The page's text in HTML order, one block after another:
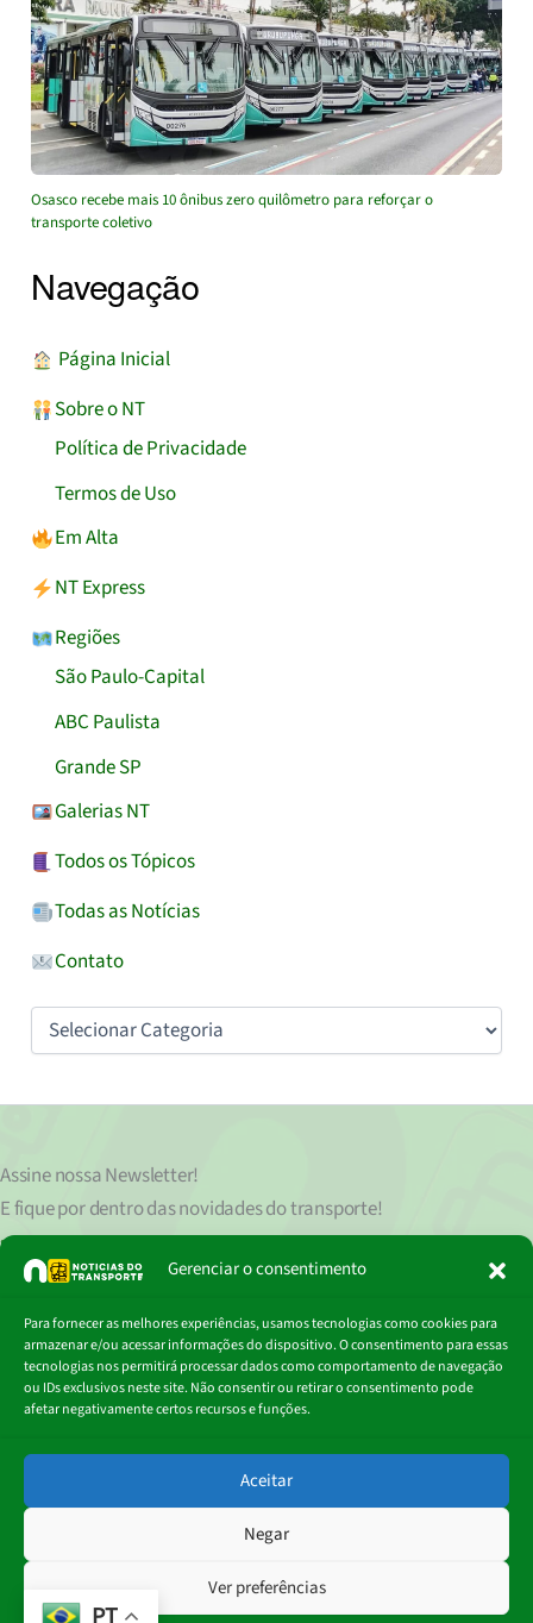
Gerenciar o consentimento
Para fornecer as melhores experiências, usamos tecnologias como cookies para
armazenar e/ou acessar informações do dispositivo. O consentimento para essas
tecnologias nos permitirá processar dados como comportamento de navegação
ou IDs exclusivos neste site. Não consentir ou retirar o consentimento pode
afetar negativamente certos recursos e funções.
Aceitar
Negar
Ver preferências
Osasco recebe mais 10 ônibus zero quilômetro para reforçar o
transporte coletivo
Navegação
︎ Página Inicial
Sobre o NT
Política de Privacidade
Termos de Uso
Em Alta
NT Express
Regiões
São Paulo-Capital
ABC Paulista
Grande SP
Galerias NT
Todos os Tópicos
Todas as Notícias
Contato
Assine nossaNewsletter!
E fique por dentro das novidades do transporte!
Seu endereço de e-mail
clicando aqui.
Digite
mail…
Assinar
© 2018 - 2026
Portal Notícias do Transporte